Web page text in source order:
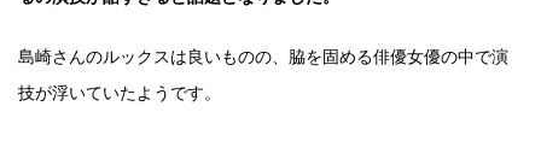
島崎さんのルックスは良いものの、脇を固める俳優女優の中で演
技が浮いていたようです。